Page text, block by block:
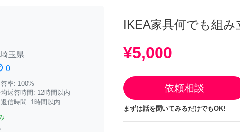
埼玉県
0
率: 100%
返答時間: 12時間以内
信時間: 1時間以内
IKEA家具何でも組み
¥5,000
依頼相談
まずは話を聞いてみるだけでもOK!